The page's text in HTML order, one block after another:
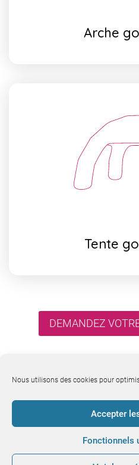
Nous utilisons des cookies pour
Accepter
Fonctionnels
Arche
Tente
DEMANDEZ